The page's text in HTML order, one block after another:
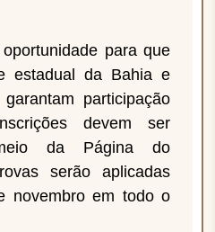
para que
estadual da Bahia e
participação
devem ser
da Página do
serão aplicadas
novembro em todo o